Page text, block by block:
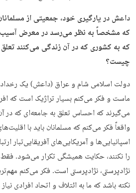
داعش در یارگیری خود، جمعیتی از
که مشخصاً به نظر می‌رسد در معرض
که به کشوری که در آن زندگی می‌کنند تعلق
چیست؟
دولت اسلامی شام و عراق (داعش) یک
ماست و فکر می‌کنم بسیار تراژیک است که
می‌گیرند که احساس تعلق به جامعه‌ای که در
واقعاً فکر می‌کنم که مسلمانان باید با
اسپانیایی‌ها و آمریکایی‌های آفریقایی‌تبار
را نکنند، حکایت همیشگی تکرار می‌شود.
نژادپرستی، نژادپرستی است. فکر می‌کنم
نکته باشد که ما به ائتلاف و اتحاد افرادی